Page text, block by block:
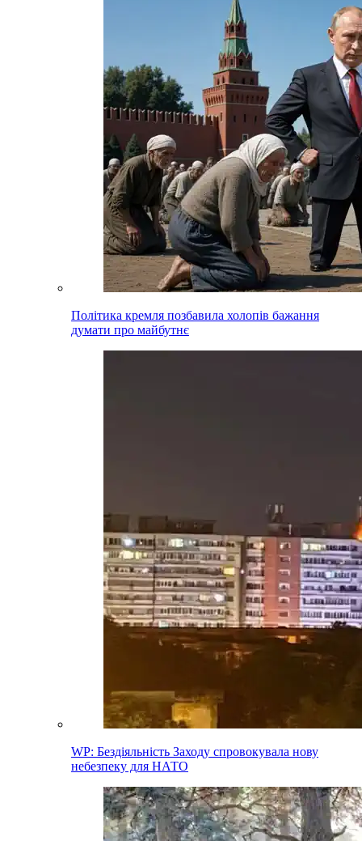
Політика кремля позбавила холопів бажання
думати про майбутнє
WP: Бездіяльність Заходу спровокувала нову
небезпеку для НАТО